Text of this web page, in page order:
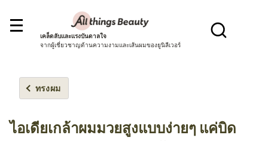
เคล็ดลับและแรงบันดาลใจ
จากผู้เชี่ยวชาญด้านความงามและเส้นผมของยูนิลีเวอร์
ทรงผม
ไอเดียเกล้าผมมวยสูงแบบง่ายๆ แค่บิด